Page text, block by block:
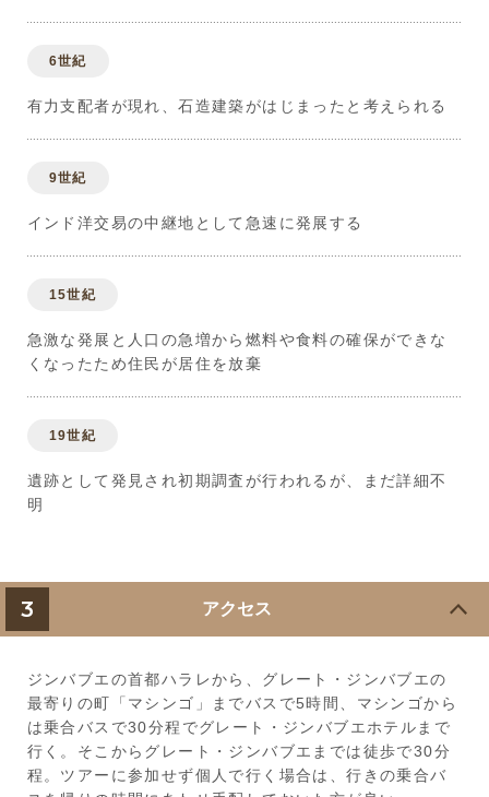
6世紀
有力支配者が現れ、石造建築がはじまったと考えられる
9世紀
インド洋交易の中継地として急速に発展する
15世紀
急激な発展と人口の急増から燃料や食料の確保ができな
くなったため住民が居住を放棄
19世紀
遺跡として発見され初期調査が行われるが、まだ詳細不
明
3 アクセス
ジンバブエの首都ハラレから、グレート・ジンバブエの
最寄りの町「マシンゴ」までバスで5時間、マシンゴから
は乗合バスで30分程でグレート・ジンバブエホテルまで
行く。そこからグレート・ジンバブエまでは徒歩で30分
程。ツアーに参加せず個人で行く場合は、行きの乗合バ